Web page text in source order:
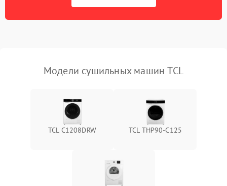
Модели сушильных машин TCL
TCL C1208DRW TCL THP90-C125